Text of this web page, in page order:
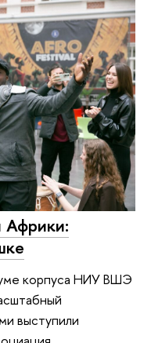
Африки:
корпуса НИУ ВШЭ
выступили